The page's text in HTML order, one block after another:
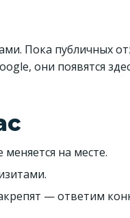
Пока публичных
они появятся
на месте.
— ответим